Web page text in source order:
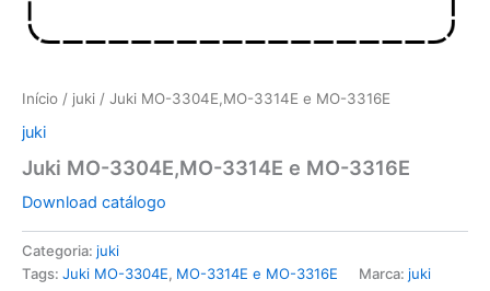
Início / juki / Juki MO-3304E,MO-3314E e MO-3316E
juki
Juki MO-3304E,MO-3314E e MO-3316E
Download catálogo
Categoria: juki
Tags: Juki MO-3304E, MO-3314E e MO-3316E Marca: juki